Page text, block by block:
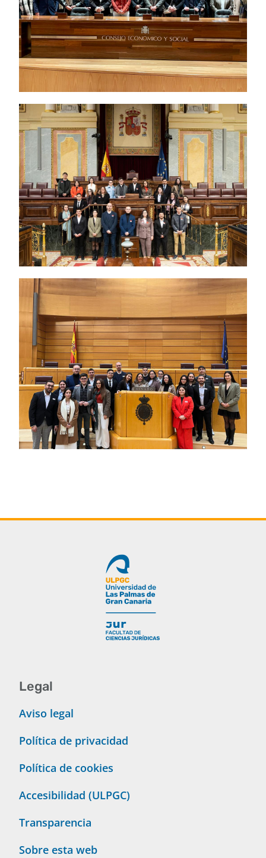
Legal
Aviso legal
Política de privacidad
Política de cookies
Accesibilidad (ULPGC)
Transparencia
Sobre esta web